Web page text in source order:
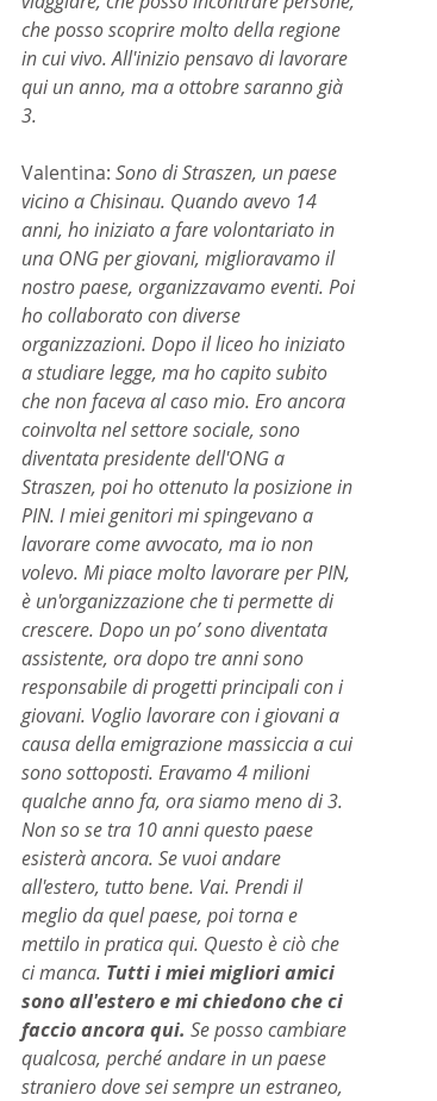
che posso scoprire molto della regione
in cui vivo. All'inizio pensavo di lavorare
qui un anno, ma a ottobre saranno già
3.
Valentina: Sono di Straszen, un paese
vicino a Chisinau. Quando avevo 14
anni, ho iniziato a fare volontariato in
una ONG per giovani, miglioravamo il
nostro paese, organizzavamo eventi. Poi
ho collaborato con diverse
organizzazioni. Dopo il liceo ho iniziato
a studiare legge, ma ho capito subito
che non faceva al caso mio. Ero ancora
coinvolta nel settore sociale, sono
diventata presidente dell'ONG a
Straszen, poi ho ottenuto la posizione in
PIN. I miei genitori mi spingevano a
lavorare come avvocato, ma io non
volevo. Mi piace molto lavorare per PIN,
è un'organizzazione che ti permette di
crescere. Dopo un po’ sono diventata
assistente, ora dopo tre anni sono
responsabile di progetti principali con i
giovani. Voglio lavorare con i giovani a
causa della emigrazione massiccia a cui
sono sottoposti. Eravamo 4 milioni
qualche anno fa, ora siamo meno di 3.
Non so se tra 10 anni questo paese
esisterà ancora. Se vuoi andare
all'estero, tutto bene. Vai. Prendi il
meglio da quel paese, poi torna e
mettilo in pratica qui. Questo è ciò che
ci manca. Tutti i miei migliori amici
sono all'estero e mi chiedono che ci
faccio ancora qui. Se posso cambiare
qualcosa, perché andare in un paese
straniero dove sei sempre un estraneo,